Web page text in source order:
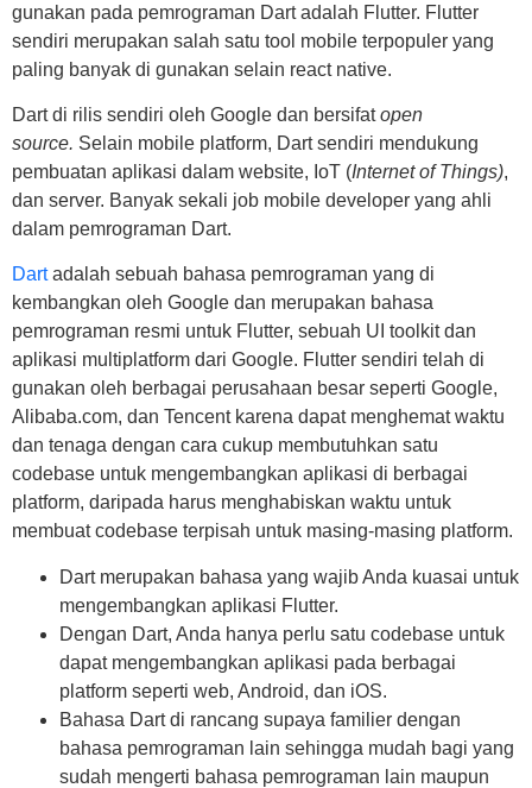
gunakan pada pemrograman Dart adalah Flutter. Flutter
sendiri merupakan salah satu tool mobile terpopuler yang
paling banyak di gunakan selain react native.
Dart di rilis sendiri oleh Google dan bersifatopen
source. Selain mobile platform, Dart sendiri mendukung
pembuatan aplikasi dalam website, IoT (Internet of Things),
dan server. Banyak sekali job mobile developer yang ahli
dalam pemrograman Dart.
Dartadalah sebuah bahasa pemrograman yang di
kembangkan oleh Google dan merupakan bahasa
pemrograman resmi untuk Flutter, sebuah UI toolkit dan
aplikasi multiplatform dari Google. Flutter sendiri telah di
gunakan oleh berbagai perusahaan besar seperti Google,
Alibaba.com, dan Tencent karena dapat menghemat waktu
dan tenaga dengan cara cukup membutuhkan satu
codebase untuk mengembangkan aplikasi di berbagai
platform, daripada harus menghabiskan waktu untuk
membuat codebase terpisah untuk masing-masing platform.
Dart merupakan bahasa yang wajib Anda kuasai untuk
mengembangkan aplikasi Flutter.
Dengan Dart, Anda hanya perlu satu codebase untuk
dapat mengembangkan aplikasi pada berbagai
platform seperti web, Android, dan iOS.
Bahasa Dart di rancang supaya familier dengan
bahasa pemrograman lain sehingga mudah bagi yang
sudah mengerti bahasa pemrograman lain maupun